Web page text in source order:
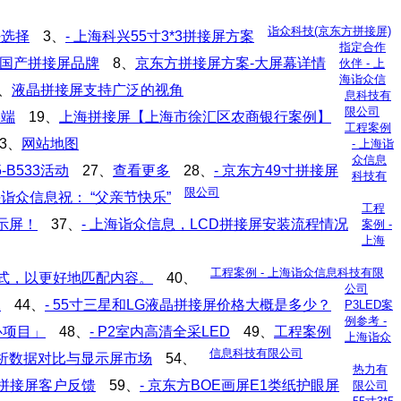
择 3、 - 上海科兴55寸3*3拼接屏方案
产拼接屏品牌 8、 京东方拼接屏方案-大屏幕详情
液晶拼接屏支持广泛的视角
19、
上海拼接屏【上海市徐汇区农商银行案例】
、
网站地图
B533活动 27、 查看更多 28、 - 京东方49寸拼接屏
诣众信息祝： “父亲节快乐”
屏！ 37、 - 上海诣众信息，LCD拼接屏安装流程情况
以更好地匹配内容。
40、
44、 - 55寸三星和LG液晶拼接屏价格大概是多少？
目」 48、 - P2室内高清全采LED 49、 工程案例
数据对比与显示屏市场
54、
接屏客户反馈 59、 - 京东方BOE画屏E1类纸护眼屏
诣众科技(京东方拼接屏)
指定合作
伙伴 - 上
海诣众信
息科技有
限公司
工程案例
- 上海诣
众信息
科技有
限公司
工程
案例 -
上海
工程案例 - 上海诣众信息科技有限
公司
P3LED案
例参考 -
上海诣众
信息科技有限公司
热力有
限公司